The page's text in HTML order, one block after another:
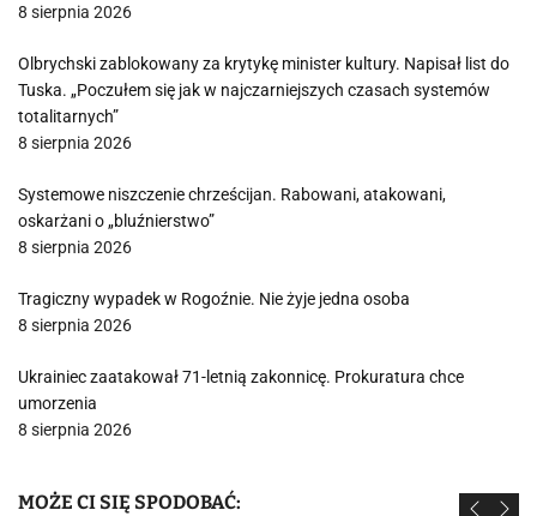
8 sierpnia 2026
Olbrychski zablokowany za krytykę minister kultury. Napisał list do
Tuska. „Poczułem się jak w najczarniejszych czasach systemów
totalitarnych”
8 sierpnia 2026
Systemowe niszczenie chrześcijan. Rabowani, atakowani,
oskarżani o „bluźnierstwo”
8 sierpnia 2026
Tragiczny wypadek w Rogoźnie. Nie żyje jedna osoba
8 sierpnia 2026
Ukrainiec zaatakował 71-letnią zakonnicę. Prokuratura chce
umorzenia
8 sierpnia 2026
MOŻE CI SIĘ SPODOBAĆ: